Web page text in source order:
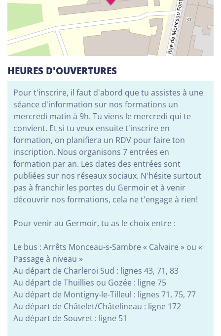
Adeppi
Chaussée. de Liège 178, 6900 Marche-en-
Famenne
Alphabétisation / Formation de base
Formation de base au numérique
Orientation professionnelle
Adeppi
Avenue de l'Europe 1A, 7903 Leuze-en-Hainaut
Alphabétisation / Formation de base
Formation de base au numérique
Orientation professionnelle
Réso ASBL Verviers
4, Pont Léopold, 4800 Verviers
Orientation professionnelle
CISP Alises Terra Nuova
Rue Thiriau du Luc 11 - 7100 La Louvière
Alphabétisation / Formation de base
Orientation professionnelle
HEURES D'OUVERTURES
Pour t'inscrire, il faut d'abord que tu assistes à une
séance d'information sur nos formations un
mercredi matin à 9h. Tu viens le mercredi qui te
convient. Et si tu veux ensuite t'inscrire en
formation, on planifiera un RDV pour faire ton
inscription. Nous organisons 7 entrées en
formation par an. Les dates des entrées sont
publiées sur nos réseaux sociaux. N'hésite surtout
pas à franchir les portes du Germoir et à venir
découvrir nos formations, cela ne t'engage à rien!
Pour venir au Germoir, tu as le choix entre :
Le bus : Arrêts Monceau-s-Sambre « Calvaire » ou «
Passage à niveau »
Au départ de Charleroi Sud : lignes 43, 71, 83
Au départ de Thuillies ou Gozée : ligne 75
Au départ de Montigny-le-Tilleul : lignes 71, 75, 77
Au départ de Châtelet/Châtelineau : ligne 172
Au départ de Souvret : ligne 51